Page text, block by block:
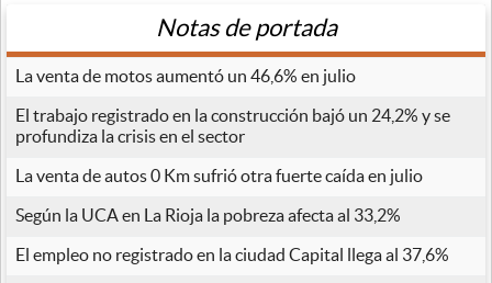
Notas de portada
La venta de motos aumentó un 46,6% en julio
El trabajo registrado en la construcción bajó un 24,2% y se
profundiza la crisis en el sector
La venta de autos 0 Km sufrió otra fuerte caída en julio
Según la UCA en La Rioja la pobreza afecta al 33,2%
El empleo no registrado en la ciudad Capital llega al 37,6%